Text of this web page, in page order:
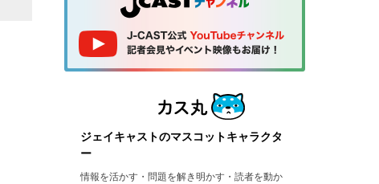
ジェイキャストのマスコットキャラクタ
ー
情報を活かす・問題を解き明かす・読者を動か